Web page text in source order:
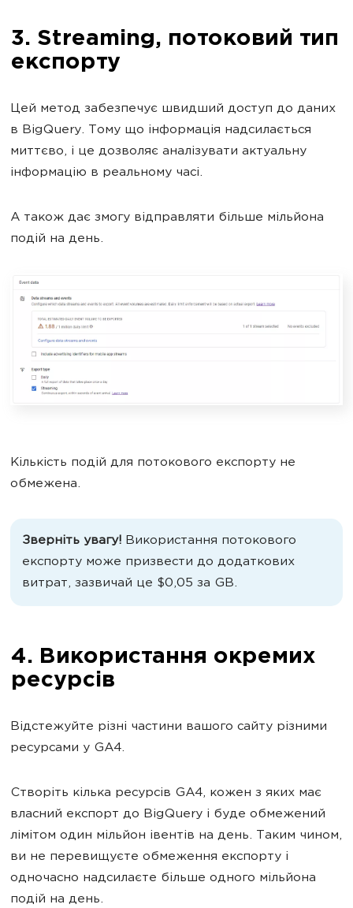
3. Streaming, потоковий тип
експорту
Цей метод забезпечує швидший доступ до даних
в BigQuery. Тому що інформація надсилається
миттєво, і це дозволяє аналізувати актуальну
інформацію в реальному часі.
А також дає змогу відправляти більше мільйона
подій на день.
Кількість подій для потокового експорту не
обмежена.
Зверніть увагу! Використання потокового
експорту може призвести до додаткових
витрат, зазвичай це $0,05 за GB.
4. Використання окремих
ресурсів
Відстежуйте різні частини вашого сайту різними
ресурсами у GA4.
Створіть кілька ресурсів GA4, кожен з яких має
власний експорт до BigQuery і буде обмежений
лімітом один мільйон івентів на день. Таким чином,
ви не перевищуєте обмеження експорту і
одночасно надсилаєте більше одного мільйона
подій на день.